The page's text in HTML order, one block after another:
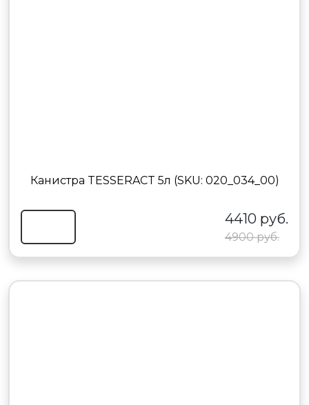
Канистра TESSERACT 5л (SKU: 020_034_00)
4410 руб.
4900 руб.